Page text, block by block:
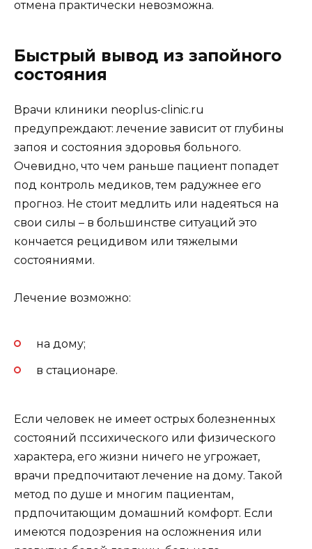
отмена практически невозможна.
Быстрый вывод из запойного
состояния
Врачи клиники neoplus-clinic.ru
предупреждают: лечение зависит от глубины
запоя и состояния здоровья больного.
Очевидно, что чем раньше пациент попадет
под контроль медиков, тем радужнее его
прогноз. Не стоит медлить или надеяться на
свои силы – в большинстве ситуаций это
кончается рецидивом или тяжелыми
состояниями.
Лечение возможно:
на дому;
в стационаре.
Если человек не имеет острых болезненных
состояний пссихического или физического
характера, его жизни ничего не угрожает,
врачи предпочитают лечение на дому. Такой
метод по душе и многим пациентам,
прдпочитающим домашний комфорт. Если
имеются подозрения на осложнения или